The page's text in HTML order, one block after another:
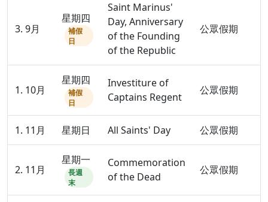
3. 9月
星期四
補假
日
Saint Marinus'
Day, Anniversary
of the Founding
of the Republic
公眾假期
1. 10月
星期四
補假
日
Investiture of
Captains Regent
公眾假期
1. 11月 星期日 All Saints' Day 公眾假期
2. 11月
星期一
長週
末
Commemoration
of the Dead
公眾假期